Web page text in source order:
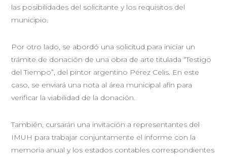
las posibilidades del solicitante y los requisitos del
municipio.
Por otro lado, se abordó una solicitud para iniciar un
trámite de donación de una obra de arte titulada “Testigo
del Tiempo”, del pintor argentino Pérez Celis. En este
caso, se enviará una nota al área municipal afín para
verificar la viabilidad de la donación.
También, cursarán una invitación a representantes del
IMUH para trabajar conjuntamente el informe con la
memoria anual y los estados contables correspondientes